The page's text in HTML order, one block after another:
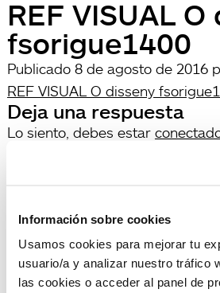
Información sobre cookies
Usamos cookies para mejorar tu
usuario/a y analizar nuestro tráfico
las cookies o acceder al panel de
REF VISUAL
fsorigue1400
Publicado 8 de agosto de 2016
REF VISUAL O disseny
Deja una respuesta
Lo siento, debes estar
por:
Search
Recent Posts
Hola, món!
Recent Comments